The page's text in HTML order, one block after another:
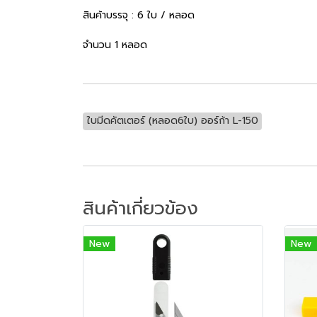
สินค้าบรรจุ : 6 ใบ / หลอด
จำนวน 1 หลอด
ใบมีดคัตเตอร์ (หลอด6ใบ) ออร์ก้า L-150
สินค้าเกี่ยวข้อง
New New